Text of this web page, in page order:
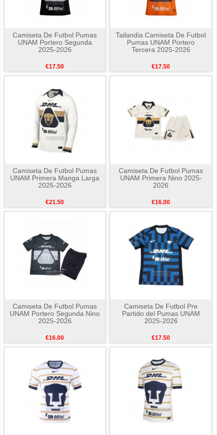
Camiseta De Futbol Pumas
UNAM Portero Segunda
2025-2026
€17.50
Tailandia Camiseta De Futbol
Pumas UNAM Portero
Tercera 2025-2026
€17.50
Camiseta De Futbol Pumas
UNAM Primera Manga Larga
2025-2026
€21.50
Camiseta De Futbol Pumas
UNAM Primera Nino 2025-
2026
€16.00
Camiseta De Futbol Pumas
UNAM Portero Segunda Nino
2025-2026
€16.00
Camiseta De Futbol Pre
Partido del Pumas UNAM
2025-2026
€17.50